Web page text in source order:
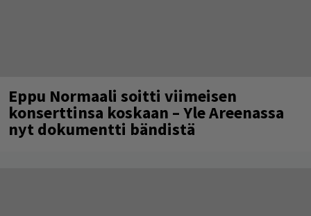
Eppu Normaali soitti viimeisen
konserttinsa koskaan – Yle Areenassa
nyt dokumentti bändistä